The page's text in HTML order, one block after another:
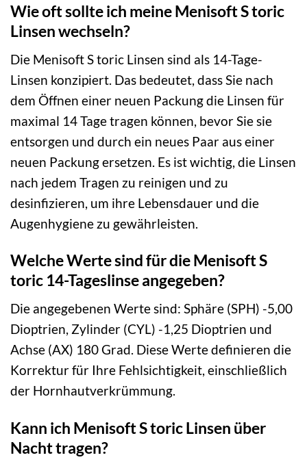
Wie oft sollte ich meine Menisoft S toric
Linsen wechseln?
Die Menisoft S toric Linsen sind als 14-Tage-
Linsen konzipiert. Das bedeutet, dass Sie nach
dem Öffnen einer neuen Packung die Linsen für
maximal 14 Tage tragen können, bevor Sie sie
entsorgen und durch ein neues Paar aus einer
neuen Packung ersetzen. Es ist wichtig, die Linsen
nach jedem Tragen zu reinigen und zu
desinfizieren, um ihre Lebensdauer und die
Augenhygiene zu gewährleisten.
Welche Werte sind für die Menisoft S
toric 14-Tageslinse angegeben?
Die angegebenen Werte sind: Sphäre (SPH) -5,00
Dioptrien, Zylinder (CYL) -1,25 Dioptrien und
Achse (AX) 180 Grad. Diese Werte definieren die
Korrektur für Ihre Fehlsichtigkeit, einschließlich
der Hornhautverkrümmung.
Kann ich Menisoft S toric Linsen über
Nacht tragen?